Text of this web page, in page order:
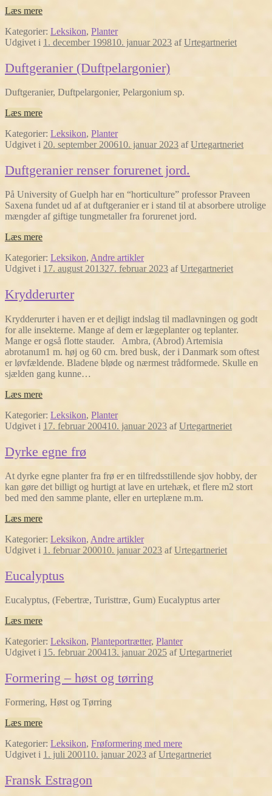
Læs mere
Kategorier: Leksikon, Planter
Udgivet i 1. december 199810. januar 2023 afUrtegartneriet
Duftgeranier (Duftpelargonier)
Duftgeranier, Duftpelargonier, Pelargonium sp.
Læs mere
Kategorier: Leksikon, Planter
Udgivet i 20. september 200610. januar 2023 afUrtegartneriet
Duftgeranier renser forurenet jord.
På University of Guelph har en “horticulture” professor Praveen
Saxena fundet ud af at duftgeranier er i stand til at absorbere utrolige
mængder af giftige tungmetaller fra forurenet jord.
Læs mere
Kategorier: Leksikon, Andre artikler
Udgivet i 17. august 201327. februar 2023 afUrtegartneriet
Krydderurter
Krydderurter i haven er et dejligt indslag til madlavningen og godt
for alle insekterne. Mange af dem er lægeplanter og teplanter.
Mange er også flotte stauder. Ambra, (Abrod) Artemisia
abrotanum1 m. høj og 60 cm. bred busk, der i Danmark som oftest
er løvfældende. Bladene bløde og nærmest trådformede. Skulle en
sjælden gang kunne…
Læs mere
Kategorier: Leksikon, Planter
Udgivet i 17. februar 200410. januar 2023 afUrtegartneriet
Dyrke egne frø
At dyrke egne planter fra frø er en tilfredsstillende sjov hobby, der
kan gøre det billigt og hurtigt at lave en urtehæk, et flere m2 stort
bed med den samme plante, eller en urteplæne m.m.
Læs mere
Kategorier: Leksikon, Andre artikler
Udgivet i 1. februar 200010. januar 2023 afUrtegartneriet
Eucalyptus
Eucalyptus, (Febertræ, Turisttræ, Gum) Eucalyptus arter
Læs mere
Kategorier: Leksikon, Planteportrætter, Planter
Udgivet i 15. februar 200413. januar 2025 afUrtegartneriet
Formering – høst og tørring
Formering, Høst og Tørring
Læs mere
Kategorier: Leksikon, Frøformering med mere
Udgivet i 1. juli 200110. januar 2023 afUrtegartneriet
Fransk Estragon